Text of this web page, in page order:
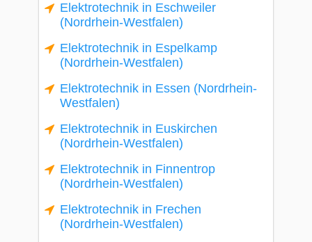
Elektrotechnik in Eschweiler
(Nordrhein-Westfalen)
Elektrotechnik in Espelkamp
(Nordrhein-Westfalen)
Elektrotechnik in Essen (Nordrhein-
Westfalen)
Elektrotechnik in Euskirchen
(Nordrhein-Westfalen)
Elektrotechnik in Finnentrop
(Nordrhein-Westfalen)
Elektrotechnik in Frechen
(Nordrhein-Westfalen)